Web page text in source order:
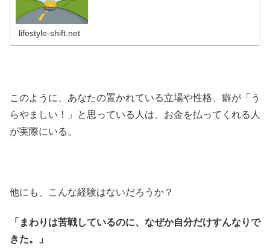
lifestyle-shift.net
このように、あなたの置かれている立場や性格、癖が「う
らやましい！」と思っている人は、お金を払ってくれる人
が実際にいる。
他にも、こんな経験はないだろうか？
「まわりは苦戦しているのに、なぜか自分だけすんなりで
きた。」